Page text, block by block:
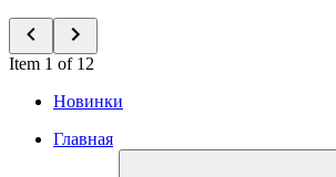
Item 1 of 12
Новинки
Главная